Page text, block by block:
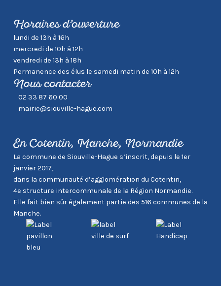
Horaires d’ouverture
lundi de 13h à 16h
mercredi de 10h à 12h
vendredi de 13h à 18h
Permanence des élus le samedi matin de 10h à 12h
Nous contacter
02 33 87 60 00
mairie@siouville-hague.com
En Cotentin, Manche, Normandie
La commune de Siouville-Hague s’inscrit, depuis le 1er
janvier 2017,
dans la communauté d’agglomération du Cotentin,
4e structure intercommunale de la Région Normandie.
Elle fait bien sûr également partie des 516 communes de la
Manche.